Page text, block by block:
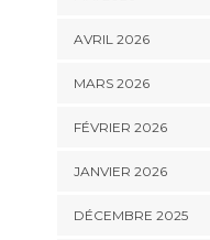
AVRIL 2026
MARS 2026
FÉVRIER 2026
JANVIER 2026
DÉCEMBRE 2025